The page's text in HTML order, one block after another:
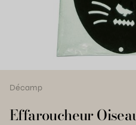
Décamp
Effaroucheur